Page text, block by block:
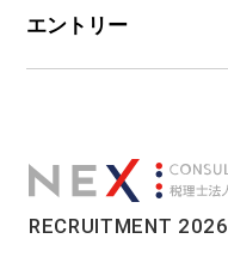
RECRUITMENT 2026
エントリー